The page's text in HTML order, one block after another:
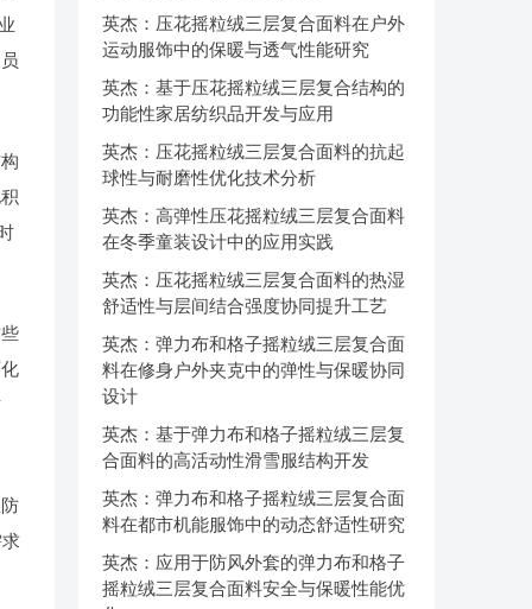
英杰：压花摇粒绒三层复合面料在户外
运动服饰中的保暖与透气性能研究
英杰：基于压花摇粒绒三层复合结构的
功能性家居纺织品开发与应用
英杰：压花摇粒绒三层复合面料的抗起
球性与耐磨性优化技术分析
英杰：高弹性压花摇粒绒三层复合面料
在冬季童装设计中的应用实践
英杰：压花摇粒绒三层复合面料的热湿
舒适性与层间结合强度协同提升工艺
英杰：弹力布和格子摇粒绒三层复合面
料在修身户外夹克中的弹性与保暖协同
设计
英杰：基于弹力布和格子摇粒绒三层复
合面料的高活动性滑雪服结构开发
英杰：弹力布和格子摇粒绒三层复合面
料在都市机能服饰中的动态舒适性研究
英杰：应用于防风外套的弹力布和格子
摇粒绒三层复合面料安全与保暖性能优